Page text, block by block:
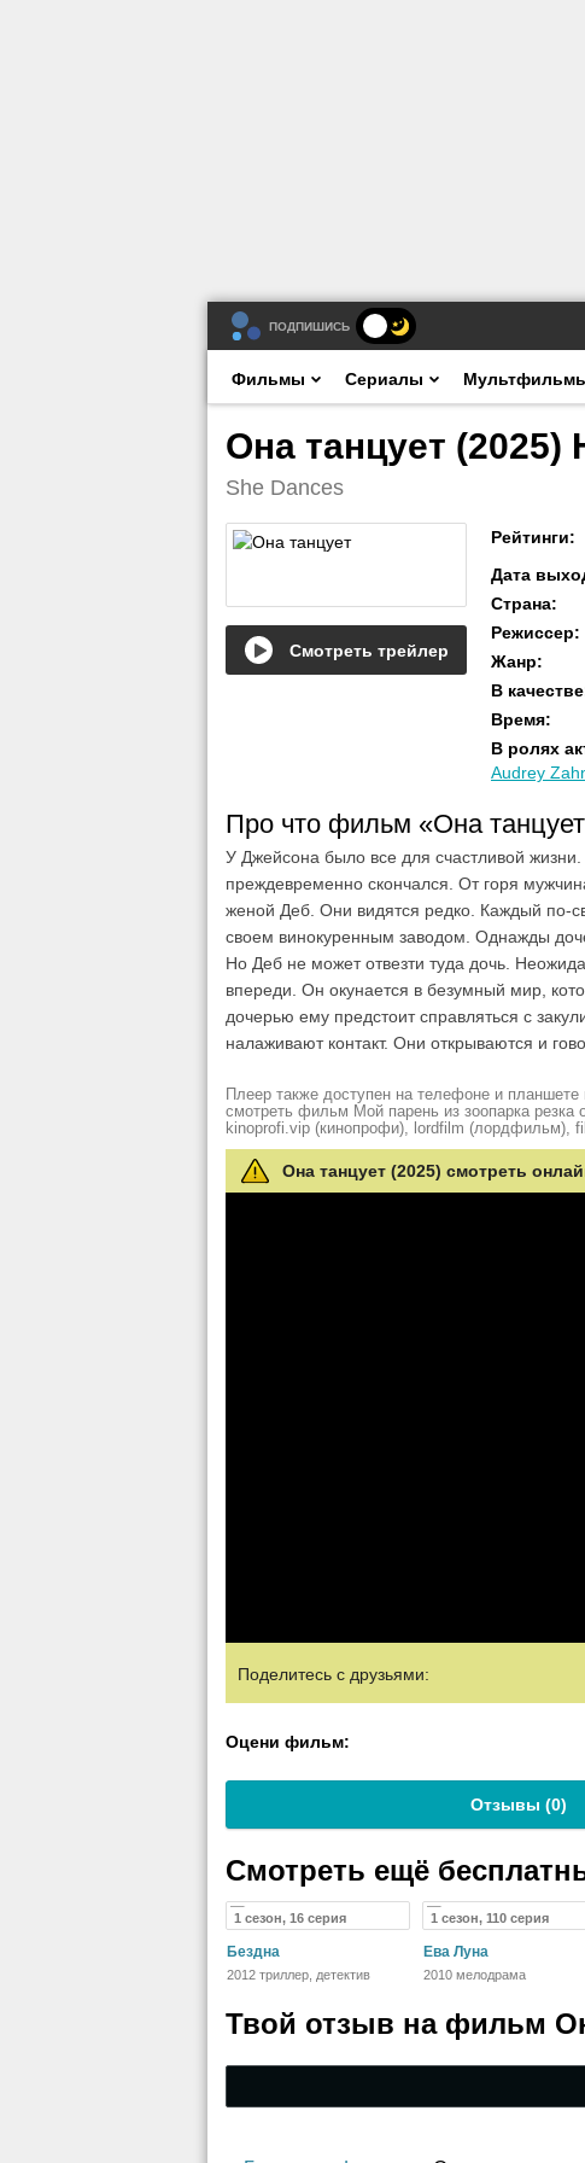
ПОДПИШИСЬ
Фильмы Сериалы
Она танцует (2025)
She Dances
Смотреть трейлер
Рейтинги:
Дата
Страна:
Режиссер:
Жанр:
В качестве
Время:
В ролях
Audrey
Про что фильм «Она
У Джейсона было все для счастливой
преждевременно скончался. От горя
женой Деб. Они видятся редко. Каждый по-
своем винокуренным заводом. Однажды
Но Деб не может отвезти туда дочь.
впереди. Он окунается в безумный мир,
дочерью ему предстоит справляться с
налаживают контакт. Они открываются и
Плеер также доступен на телефоне и
смотреть фильм Мой парень из зоопарка резка
kinoprofi.vip (кинопрофи), lordfilm (лордфильм),
Она танцует (2025) смотреть
Поделитесь с друзьями:
Оцени фильм:
Отзывы (0)
Смотреть ещё
1 сезон, 16 серия
Бездна
2012 триллер, детектив
1 сезон, 110 серия
Ева Луна
2010 мелодрама
Твой отзыв на фильм